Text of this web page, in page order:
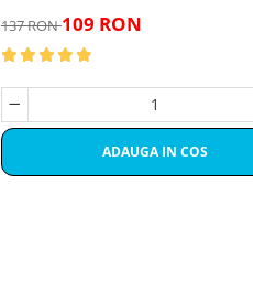
137 RON109 RON
ADAUGA IN COS